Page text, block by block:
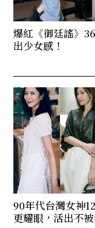
爆紅《御廷謠》
出少女感！
90年代台灣女神
更耀眼，活出不